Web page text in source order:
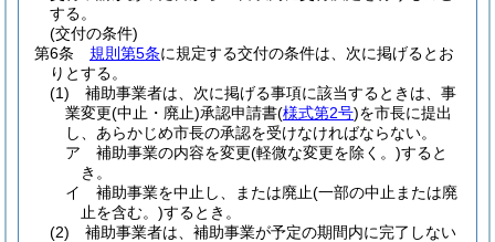
する。
(交付の条件)
第6条
規則第5条に規定する交付の条件は、次に掲げるとお
りとする。
(1)
補助事業者は、次に掲げる事項に該当するときは、事
業変更(中止・廃止)承認申請書(様式第2号)を市長に提出
し、あらかじめ市長の承認を受けなければならない。
ア
補助事業の内容を変更(軽微な変更を除く。)すると
き。
イ
補助事業を中止し、または廃止(一部の中止または廃
止を含む。)するとき。
(2)
補助事業者は、補助事業が予定の期間内に完了しない